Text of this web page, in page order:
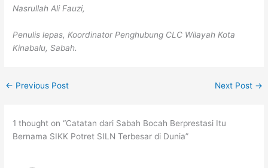
Nasrullah Ali Fauzi,
Penulis lepas, Koordinator Penghubung CLC Wilayah Kota
Kinabalu, Sabah.
← Previous Post Next Post →
1 thought on “Catatan dari Sabah Bocah Berprestasi Itu
Bernama SIKK Potret SILN Terbesar di Dunia”